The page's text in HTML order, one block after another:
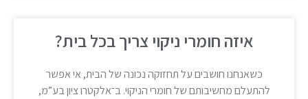
איזה חומרי ניקוי צריך בכל בית?
כשאנחנו חושבים על תחזוקה נכונה של הבית, אי אפשר
להתעלם מחשיבותם של חומרי הניקוי. ב־אלקטרו ציון בע”מ,